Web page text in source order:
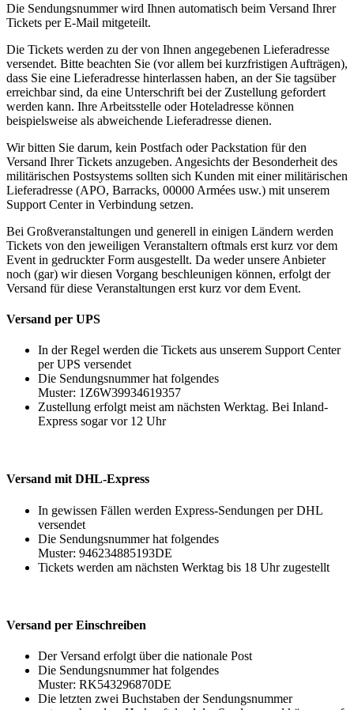
Die Sendungsnummer wird Ihnen automatisch beim Versand Ihrer
Tickets per E-Mail mitgeteilt.
Die Tickets werden zu der von Ihnen angegebenen Lieferadresse
versendet. Bitte beachten Sie (vor allem bei kurzfristigen Aufträgen),
dass Sie eine Lieferadresse hinterlassen haben, an der Sie tagsüber
erreichbar sind, da eine Unterschrift bei der Zustellung gefordert
werden kann. Ihre Arbeitsstelle oder Hoteladresse können
beispielsweise als abweichende Lieferadresse dienen.
Wir bitten Sie darum, kein Postfach oder Packstation für den
Versand Ihrer Tickets anzugeben. Angesichts der Besonderheit des
militärischen Postsystems sollten sich Kunden mit einer militärischen
Lieferadresse (APO, Barracks, 00000 Armées usw.) mit unserem
Support Center in Verbindung setzen.
Bei Großveranstaltungen und generell in einigen Ländern werden
Tickets von den jeweiligen Veranstaltern oftmals erst kurz vor dem
Event in gedruckter Form ausgestellt. Da weder unsere Anbieter
noch (gar) wir diesen Vorgang beschleunigen können, erfolgt der
Versand für diese Veranstaltungen erst kurz vor dem Event.
Versand per UPS
In der Regel werden die Tickets aus unserem Support Center
per UPS versendet
Die Sendungsnummer hat folgendes
Muster: 1Z6W39934619357
Zustellung erfolgt meist am nächsten Werktag. Bei Inland-
Express sogar vor 12 Uhr
Versand mit DHL-Express
In gewissen Fällen werden Express-Sendungen per DHL
versendet
Die Sendungsnummer hat folgendes
Muster: 946234885193DE
Tickets werden am nächsten Werktag bis 18 Uhr zugestellt
Versand per Einschreiben
Der Versand erfolgt über die nationale Post
Die Sendungsnummer hat folgendes
Muster: RK543296870DE
Die letzten zwei Buchstaben der Sendungsnummer